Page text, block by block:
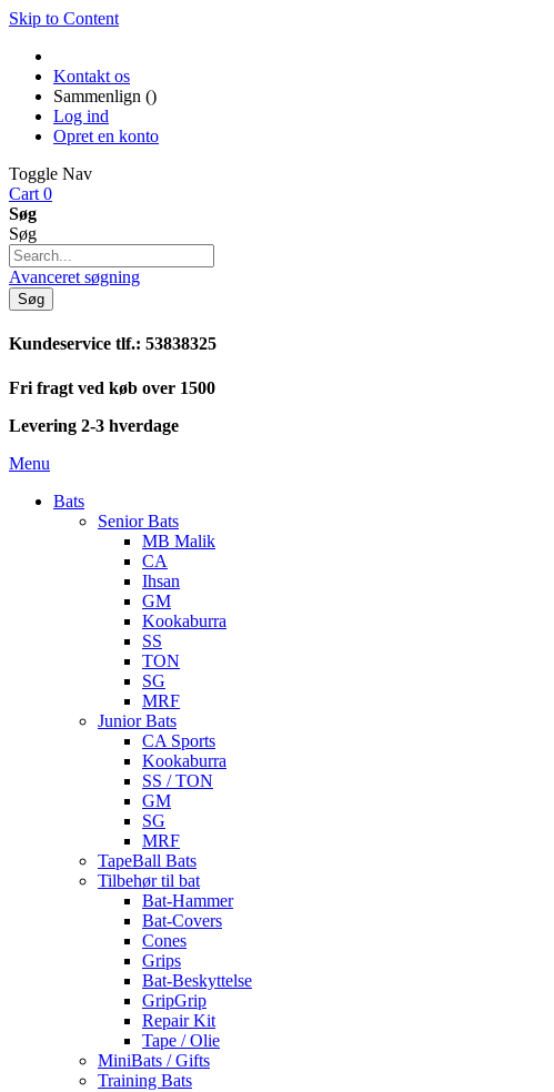
Skip to Content
Kontakt os
Sammenlign ()
Log ind
Opret en konto
Toggle Nav
Cart 0
Søg
Søg
Avanceret søgning
Søg
Kundeservice tlf.: 53838325
Fri fragt ved køb over 1500
Levering 2-3 hverdage
Menu
Bats
Senior Bats
MB Malik
CA
Ihsan
GM
Kookaburra
SS
TON
SG
MRF
Junior Bats
CA Sports
Kookaburra
SS / TON
GM
SG
MRF
TapeBall Bats
Tilbehør til bat
Bat-Hammer
Bat-Covers
Cones
Grips
Bat-Beskyttelse
GripGrip
Repair Kit
Tape / Olie
MiniBats / Gifts
Training Bats